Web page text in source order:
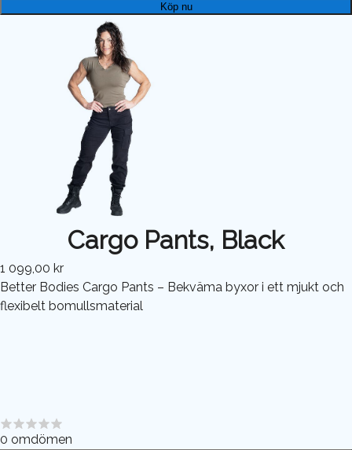
Köp nu
Cargo Pants, Black
1 099,00 kr
Better Bodies Cargo Pants – Bekväma byxor i ett mjukt och
flexibelt bomullsmaterial
0 omdömen